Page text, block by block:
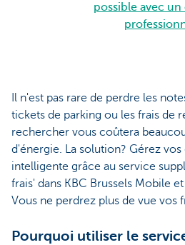
possible avec
Il n'est pas rare de perdre les
tickets de parking ou les frais de
rechercher vous coûtera
d'énergie. La solution? Gérez
intelligente grâce au service
frais' dans KBC Brussels Mobile
Vous ne perdrez plus de vue vos
Pourquoi utiliser le